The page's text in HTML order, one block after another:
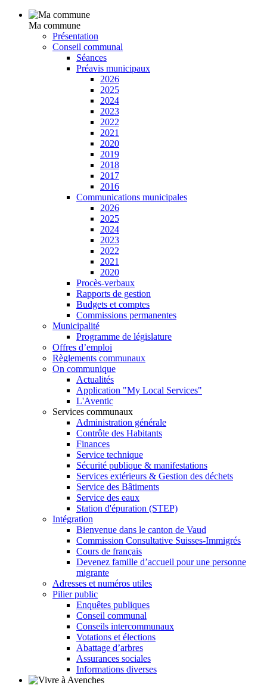
Ma commune
Présentation
Conseil communal
Séances
Préavis municipaux
2026
2025
2024
2023
2022
2021
2020
2019
2018
2017
2016
Communications municipales
2026
2025
2024
2023
2022
2021
2020
Procès-verbaux
Rapports de gestion
Budgets et comptes
Commissions permanentes
Municipalité
Programme de législature
Offres d’emploi
Règlements communaux
On communique
Actualités
Application "My Local Services"
L'Aventic
Services communaux
Administration générale
Contrôle des Habitants
Finances
Service technique
Sécurité publique & manifestations
Services extérieurs & Gestion des déchets
Service des Bâtiments
Service des eaux
Station d'épuration (STEP)
Intégration
Bienvenue dans le canton de Vaud
Commission Consultative Suisses-Immigrés
Cours de français
Devenez famille d’accueil pour une personne
migrante
Adresses et numéros utiles
Pilier public
Enquêtes publiques
Conseil communal
Conseils intercommunaux
Votations et élections
Abattage d’arbres
Assurances sociales
Informations diverses